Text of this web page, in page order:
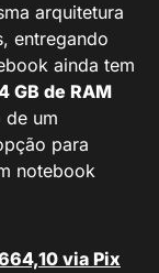
arquitetura
entregando
ainda tem
GB de RAM
de um
para
notebook
via Pix